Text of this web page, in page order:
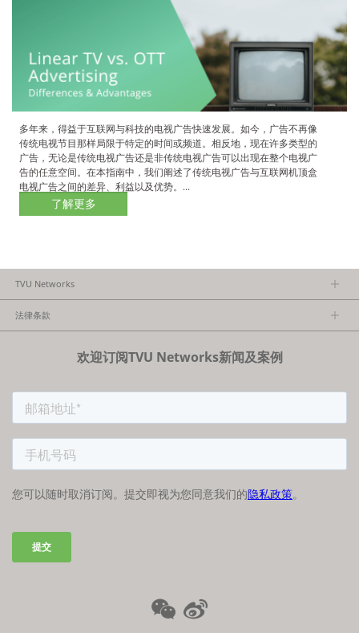
多年来，得益于互联网与科技的电视广告快速发展。如今，广告不再像
传统电视节目那样局限于特定的时间或频道。相反地，现在许多类型的
广告，无论是传统电视广告还是非传统电视广告可以出现在整个电视广
告的任意空间。在本指南中，我们阐述了传统电视广告与互联网机顶盒
电视广告之间的差异、利益以及优势。...
了解更多
TVU Networks
法律条款
欢迎订阅TVU Networks新闻及案例